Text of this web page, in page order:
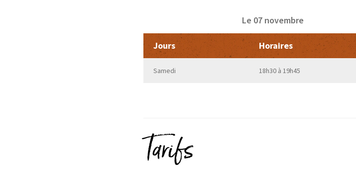
Le 07 novembre
Jours Horaires
Samedi 18h30 à 19h45
Tarifs